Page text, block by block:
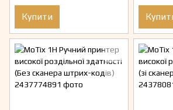
Купити